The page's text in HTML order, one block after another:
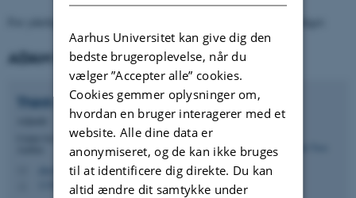
ADAM Plants
Thinh Tuan Chu
Center for Kvantitativ Genetik og Genomforskning,
chu.thinh@qgg.au.dk
1130, 216
Aarhus Universitet kan give dig den
bedste brugeroplevelse, når du
vælger ”Accepter alle” cookies.
Cookies gemmer oplysninger om,
hvordan en bruger interagerer med et
website. Alle dine data er
anonymiseret, og de kan ikke bruges
til at identificere dig direkte. Du kan
altid ændre dit samtykke under